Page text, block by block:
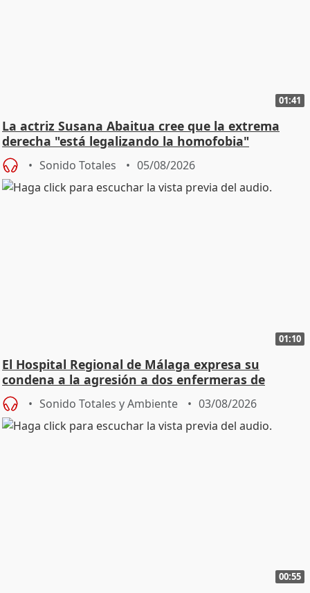
01:41
La actriz Susana Abaitua cree que la extrema
derecha "está legalizando la homofobia"
Sonido Totales 05/08/2026
01:10
El Hospital Regional de Málaga expresa su
condena a la agresión a dos enfermeras de
Urgencias
Sonido Totales y Ambiente 03/08/2026
00:55